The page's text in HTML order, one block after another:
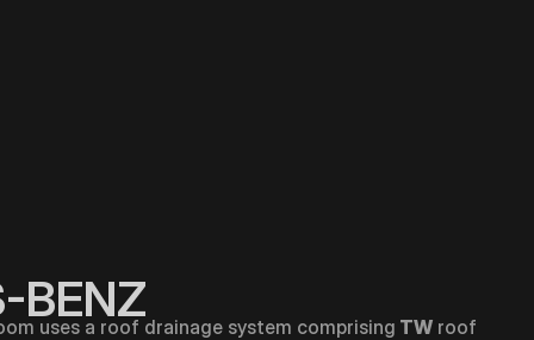
BENZ
uses a roof drainage system comprising TW roof